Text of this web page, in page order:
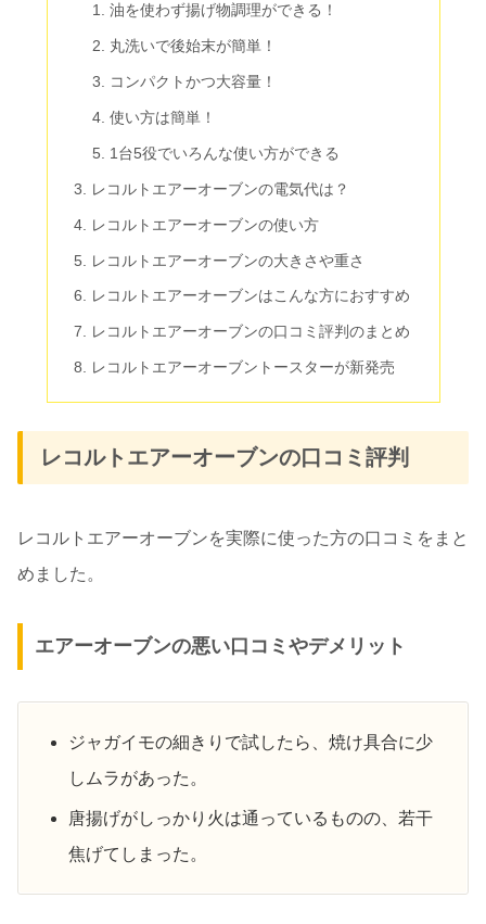
油を使わず揚げ物調理ができる！
丸洗いで後始末が簡単！
コンパクトかつ大容量！
使い方は簡単！
1台5役でいろんな使い方ができる
レコルトエアーオーブンの電気代は？
レコルトエアーオーブンの使い方
レコルトエアーオーブンの大きさや重さ
レコルトエアーオーブンはこんな方におすすめ
レコルトエアーオーブンの口コミ評判のまとめ
レコルトエアーオーブントースターが新発売
レコルトエアーオーブンの口コミ評判
レコルトエアーオーブンを実際に使った方の口コミをまと
めました。
エアーオーブンの悪い口コミやデメリット
ジャガイモの細きりで試したら、焼け具合に少
しムラがあった。
唐揚げがしっかり火は通っているものの、若干
焦げてしまった。